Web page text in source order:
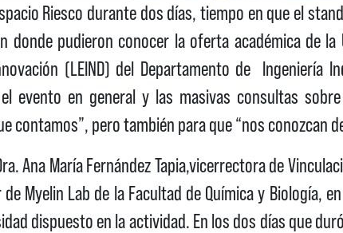
Riesco durante dos días, tiempo en que el
pudieron conocer la oferta académica de la
(LEIND) del Departamento de Ingeniería
evento en general y las masivas consultas
contamos”, pero también para que “nos conozcan
Ana María Fernández Tapia,vicerrectora de
Myelin Lab de la Facultad de Química y Biología,
dispuesto en la actividad. En los dos días que